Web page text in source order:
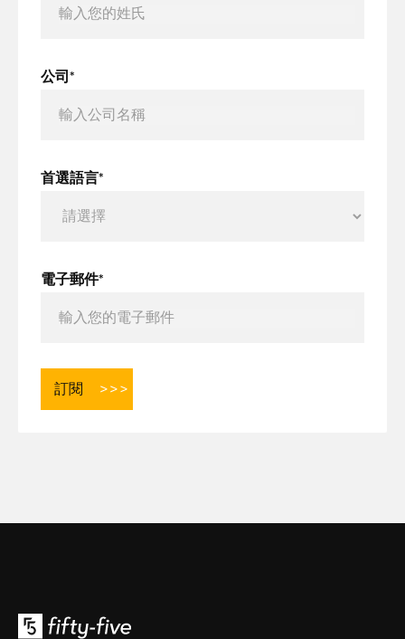
公司*
首選語言*
電子郵件*